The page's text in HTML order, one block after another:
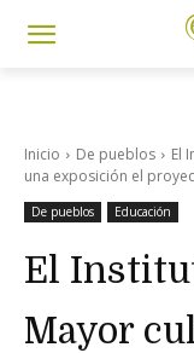
Inicio De pueblos
El
una exposición el
De pueblos Educación
El
Mayor